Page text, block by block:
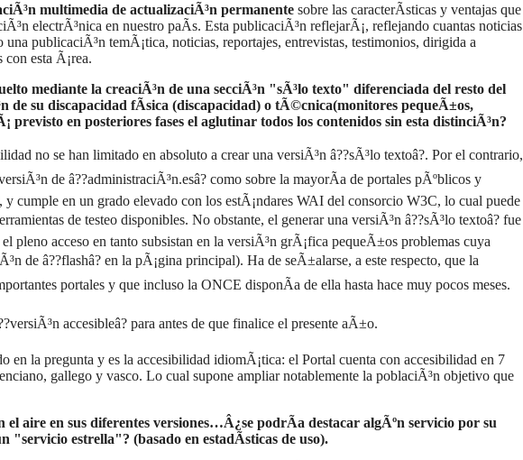
multimedia de actualizaciÃ³n permanente sobre las caracterÃ­sticas y ventajas que
electrÃ³nica en nuestro paÃ­s. Esta publicaciÃ³n reflejarÃ¡, reflejando cuantas noticias
publicaciÃ³n temÃ¡tica, noticias, reportajes, entrevistas, testimonios, dirigida a
esta Ã¡rea.
mediante la creaciÃ³n de una secciÃ³n "sÃ³lo texto" diferenciada del resto del
de su discapacidad fÃ­sica (discapacidad) o tÃ©cnica(monitores pequeÃ±os,
previsto en posteriores fases el aglutinar todos los contenidos sin esta distinciÃ³n?
no se han limitado en absoluto a crear una versiÃ³n â??sÃ³lo textoâ?. Por el contrario,
de â??administraciÃ³n.esâ? como sobre la mayorÃ­a de portales pÃºblicos y
cumple en un grado elevado con los estÃ¡ndares WAI del consorcio W3C, lo cual puede
de testeo disponibles. No obstante, el generar una versiÃ³n â??sÃ³lo textoâ? fue
pleno acceso en tanto subsistan en la versiÃ³n grÃ¡fica pequeÃ±os problemas cuya
de â??flashâ? en la pÃ¡gina principal). Ha de seÃ±alarse, a este respecto, que la
portales y que incluso la ONCE disponÃ­a de ella hasta hace muy pocos meses.
accesibleâ? para antes de que finalice el presente aÃ±o.
en la pregunta y es la accesibilidad idiomÃ¡tica: el Portal cuenta con accesibilidad en 7
gallego y vasco. Lo cual supone ampliar notablemente la poblaciÃ³n objetivo que
aire en sus diferentes versiones…Â¿se podrÃ­a destacar algÃºn servicio por su
"servicio estrella"? (basado en estadÃ­sticas de uso).